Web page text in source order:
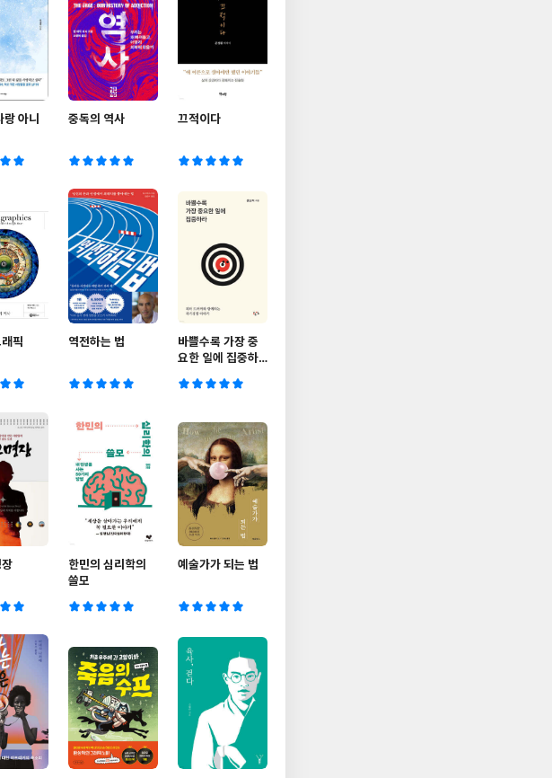
랑 아니
중독의 역사 끄적이다
픽 역전하는 법
바쁠수록 가장 중
요한 일에 집중하
한민의 심리학의
쓸모
예술가가 되는 법